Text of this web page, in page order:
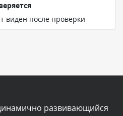
виден после проверки
развивающийся